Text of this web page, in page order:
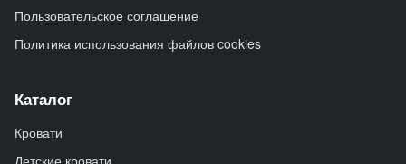
Пользовательское соглашение
Политика использования файлов cookies
Каталог
Кровати
Детские кровати